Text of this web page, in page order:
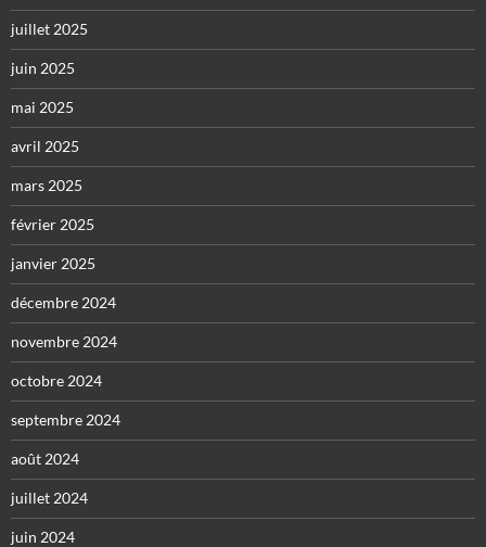
juillet 2025
juin 2025
mai 2025
avril 2025
mars 2025
février 2025
janvier 2025
décembre 2024
novembre 2024
octobre 2024
septembre 2024
août 2024
juillet 2024
juin 2024